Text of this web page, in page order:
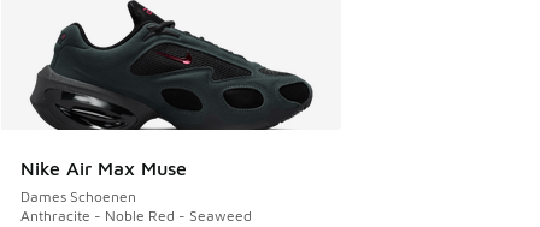
Nike Air Max Muse
Dames Schoenen
Anthracite - Noble Red - Seaweed